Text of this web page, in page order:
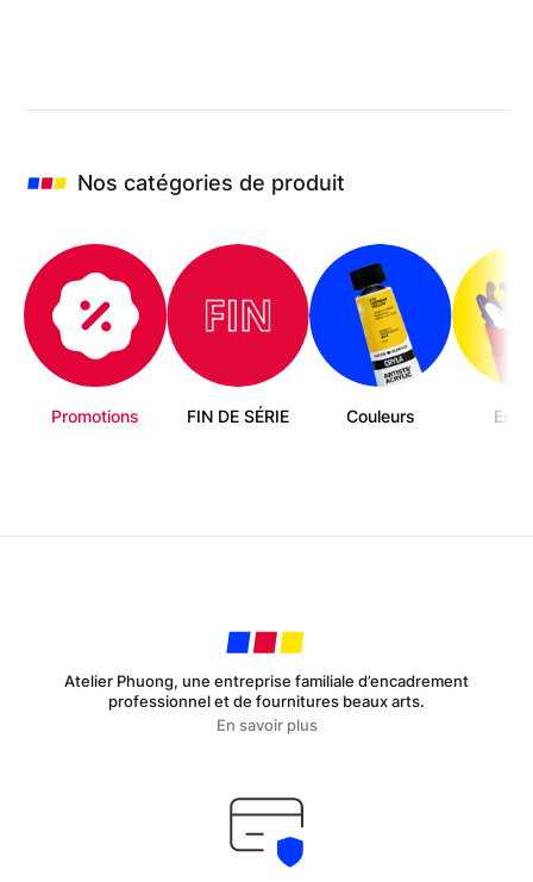
options
choisies
page
du
produit
Nos catégories de produit
Promotions FIN DE SÉRIE Couleurs
Atelier Phuong, une entreprise familiale d’encadrement
professionnel et de fournitures beaux arts.
En savoir plus